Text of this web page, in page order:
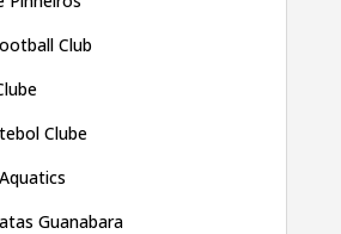
Club
Clube
Guanabara